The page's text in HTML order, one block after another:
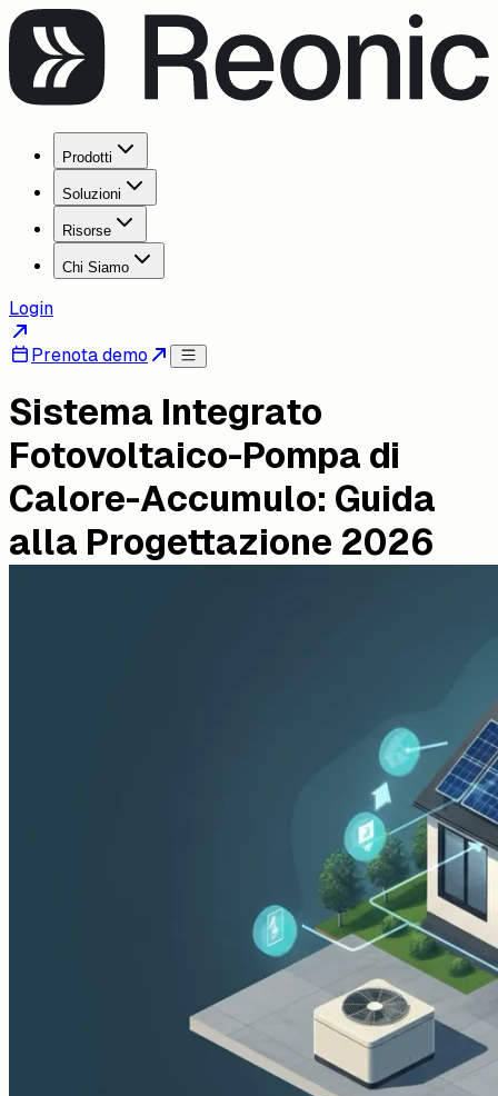
Prodotti
Soluzioni
Risorse
Chi Siamo
Login
Prenota demo
Sistema Integrato
Fotovoltaico-Pompa di
Calore-Accumulo: Guida
alla Progettazione 2026